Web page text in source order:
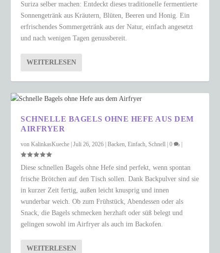
Suriza selber machen: Entdeckt dieses traditionelle fermentierte
Sonnengetränk aus Kräutern, Blüten, Beeren und Honig. Ein
erfrischendes Sommergetränk aus der Natur, einfach angesetzt
und nach wenigen Tagen genussbereit.
WEITERLESEN
SCHNELLE BAGELS OHNE HEFE AUS DEM
AIRFRYER
vonKalinkasKueche |Juli 26, 2026 |Backen,Einfach,Schnell |0
Diese schnellen Bagels ohne Hefe sind perfekt, wenn spontan
frische Brötchen auf den Tisch sollen. Dank Backpulver sind sie
in kurzer Zeit fertig, außen leicht knusprig und innen
wunderbar weich. Ob zum Frühstück, Abendessen oder als
Snack, die Bagels schmecken herzhaft oder süß belegt und
gelingen sowohl im Airfryer als auch im Backofen.
WEITERLESEN